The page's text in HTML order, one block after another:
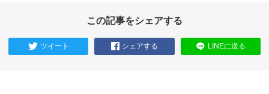
この記事をシェアする
ツイート シェアする LINEに送る